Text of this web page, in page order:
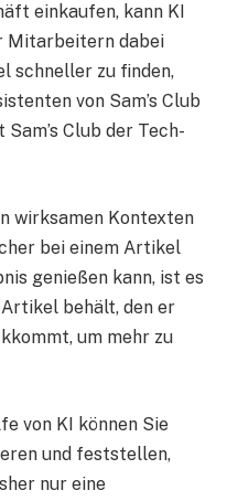
einkaufen, kann KI
Mitarbeitern dabei
schneller zu finden,
von Sam’s Club
Club der Tech-
wirksamen Kontexten
bei einem Artikel
genießen kann, ist es
behält, den er
um mehr zu
von KI können Sie
und feststellen,
nur eine